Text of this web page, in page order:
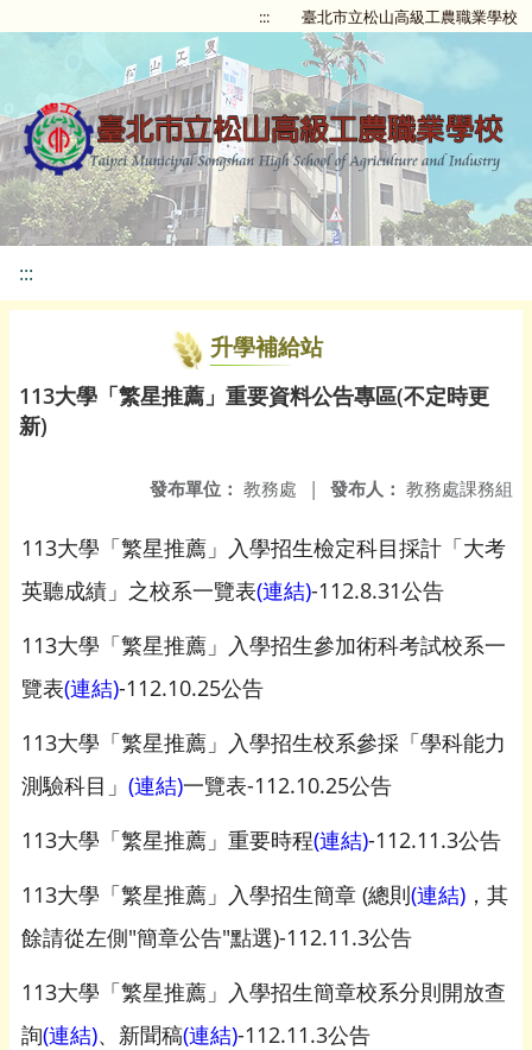
::: 臺北市立松山高級工農職業學校
:::
升學補給站
113大學「繁星推薦」重要資料公告專區(不定時更
新)
發布人： 教務處課務組
發布單位： 教務處 |
113大學「繁星推薦」入學招生檢定科目採計「大考
英聽成績」之校系一覽表(連結)-112.8.31公告
113大學「繁星推薦」入學招生參加術科考試校系一
覽表(連結)-112.10.25公告
113大學「繁星推薦」入學招生校系參採「學科能力
測驗科目」 (連結)一覽表-112.10.25公告
113大學「繁星推薦」重要時程(連結)-112.11.3公告
113大學「繁星推薦」入學招生簡章 (總則(連結) ，其
餘請從左側"簡章公告"點選)-112.11.3公告
113大學「繁星推薦」入學招生簡章校系分則開放查
詢(連結)、新聞稿(連結)-112.11.3公告